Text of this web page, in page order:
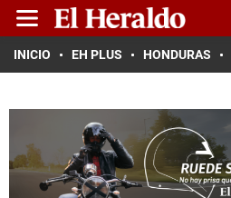
INICIO EH PLUS HONDURAS